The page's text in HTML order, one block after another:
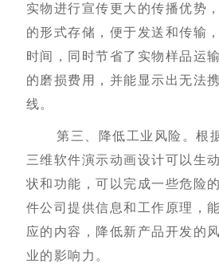
实物进行宣传更大的传播优势
的形式存储，便于发送和传输
时间，同时节省了实物样品运
的磨损费用，并能显示出无法
线。
第三、降低工业风险。根据
三维软件演示动画设计可以生
状和功能，可以完成一些危险
件公司提供信息和工作原理，
应的内容，降低新产品开发的
业的影响力。